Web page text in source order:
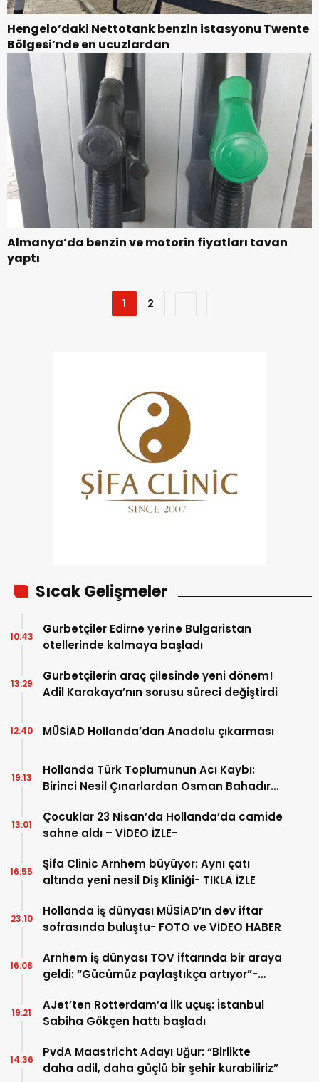
Hengelo’daki Nettotank benzin istasyonu Twente
Bölgesi’nde en ucuzlardan
Almanya’da benzin ve motorin fiyatları tavan
yaptı
1 2
Sıcak Gelişmeler
Gurbetçiler Edirne yerine Bulgaristan
otellerinde kalmaya başladı
10:43
Gurbetçilerin araç çilesinde yeni dönem!
Adil Karakaya’nın sorusu süreci değiştirdi
13:29
MÜSİAD Hollanda’dan Anadolu çıkarması
12:40
Hollanda Türk Toplumunun Acı Kaybı:
Birinci Nesil Çınarlardan Osman Bahadır
19:13
Çocuklar 23 Nisan’da Hollanda’da camide
sahne aldı – VİDEO İZLE-
13:01
Şifa Clinic Arnhem büyüyor: Aynı çatı
altında yeni nesil Diş Kliniği- TIKLA İZLE
16:55
Hollanda iş dünyası MÜSİAD’ın dev iftar
sofrasında buluştu- FOTO ve VİDEO HABER
23:10
Arnhem iş dünyası TOV iftarında bir araya
geldi: “Gücümüz paylaştıkça artıyor”-
16:08
AJet’ten Rotterdam’a ilk uçuş: İstanbul
Sabiha Gökçen hattı başladı
19:21
PvdA Maastricht Adayı Uğur: “Birlikte
daha adil, daha güçlü bir şehir kurabiliriz”
14:36